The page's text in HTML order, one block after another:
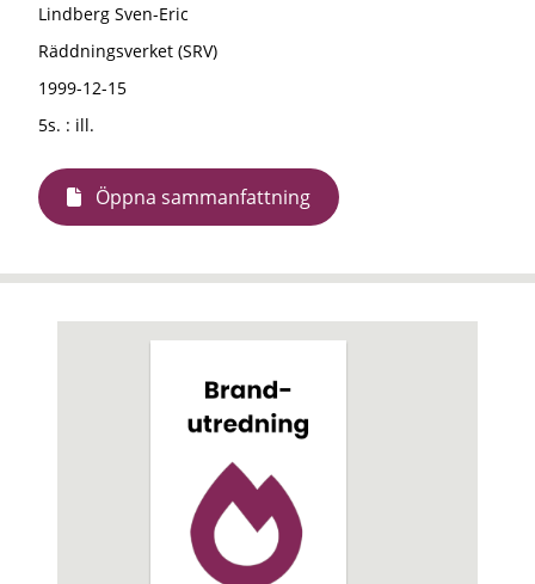
Lindberg Sven-Eric
Räddningsverket (SRV)
1999-12-15
5s. : ill.
Öppna sammanfattning